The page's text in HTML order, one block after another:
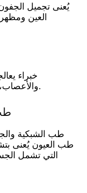
يُعنى تجميل
العين
خبراء
والأعصاب، لضمان عمل العينين والدماغ بتناغم.
طب الشبكية
طب العيون يُعنى
التي تشمل